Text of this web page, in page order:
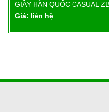
GIẦY HÀN QUỐC CASUAL
Giá: liên hệ